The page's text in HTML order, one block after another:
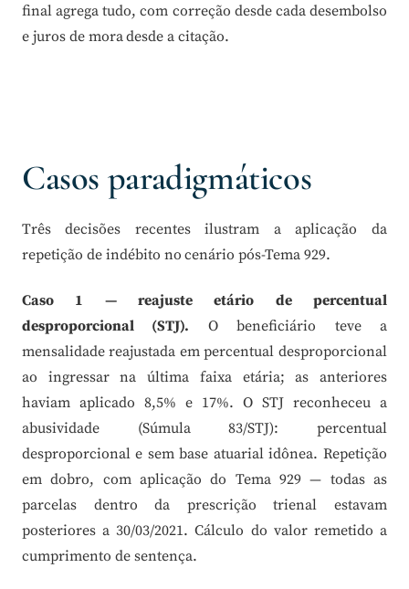
final agrega tudo, com correção desde cada desembolso
e juros de mora desde a citação.
Casos paradigmáticos
Três decisões recentes ilustram a aplicação da
repetição de indébito no cenário pós-Tema 929.
Caso 1 — reajuste etário de percentual
desproporcional (STJ). O beneficiário teve a
mensalidade reajustada em percentual desproporcional
ao ingressar na última faixa etária; as anteriores
haviam aplicado 8,5% e 17%. O STJ reconheceu a
abusividade (Súmula 83/STJ): percentual
desproporcional e sem base atuarial idônea. Repetição
em dobro, com aplicação do Tema 929 — todas as
parcelas dentro da prescrição trienal estavam
posteriores a 30/03/2021. Cálculo do valor remetido a
cumprimento de sentença.